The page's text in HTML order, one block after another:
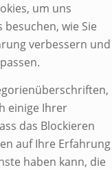
um uns
wie Sie
verbessern und
einige Ihrer
das Blockieren
auf Ihre Erfahrung
haben kann, die